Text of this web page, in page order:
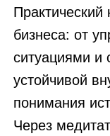
Практический
бизнеса: от
ситуациями
устойчивой
понимания
Через